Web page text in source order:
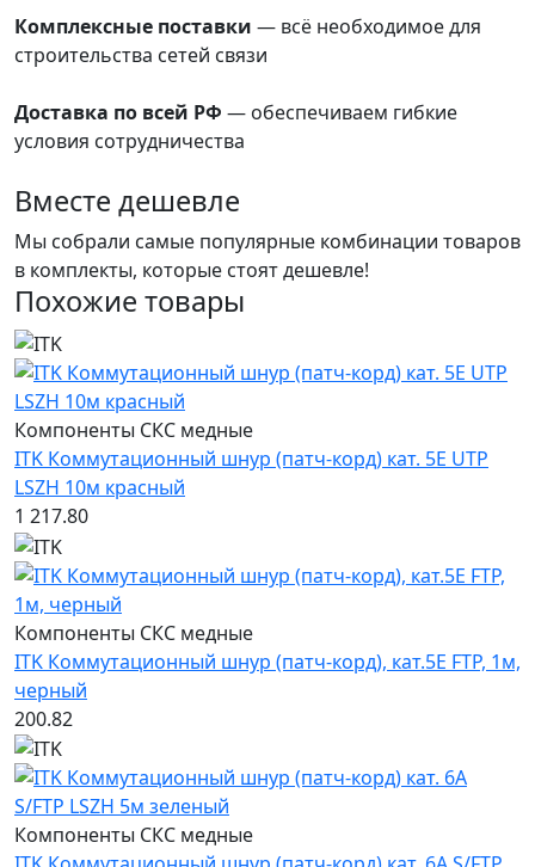
Комплексные поставки — всё необходимое для
строительства сетей связи
Доставка по всей РФ — обеспечиваем гибкие
условия сотрудничества
Вместе дешевле
Мы собрали самые популярные комбинации товаров
в комплекты, которые стоят дешевле!
Похожие товары
Компоненты СКС медные
ITK Коммутационный шнур (патч-корд) кат. 5Е UTP
LSZH 10м красный
1 217.80
Компоненты СКС медные
ITK Коммутационный шнур (патч-корд), кат.5Е FTP, 1м,
черный
200.82
Компоненты СКС медные